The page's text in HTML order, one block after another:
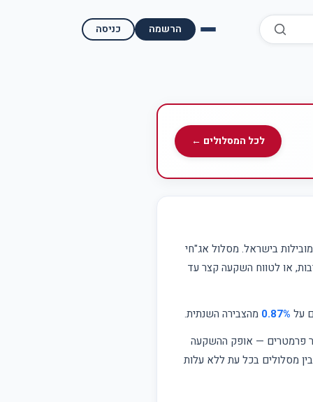
כניסה הרשמה
מאמרים ומדריכים
תשואות היסטוריות
תנאי שימוש
התחבר / הצטרף
לכל המסלולים ←
בישראל. מסלול אג"חי
או לטווח השקעה קצר עד
על 0.87% מהצבירה השנתית.
פרמטרים — אופק ההשקעה
מסלולים בכל עת ללא עלות